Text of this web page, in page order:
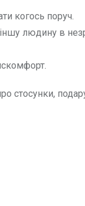
когось поруч.
людину в
стосунки,